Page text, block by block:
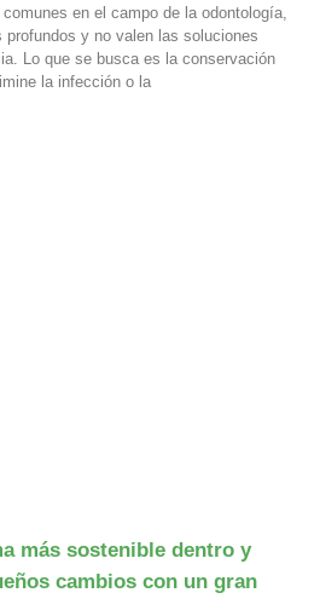
en el campo de la odontología,
profundos y no valen las soluciones
Lo que se busca es la conservación
la infección o la
más sostenible dentro y
cambios con un gran